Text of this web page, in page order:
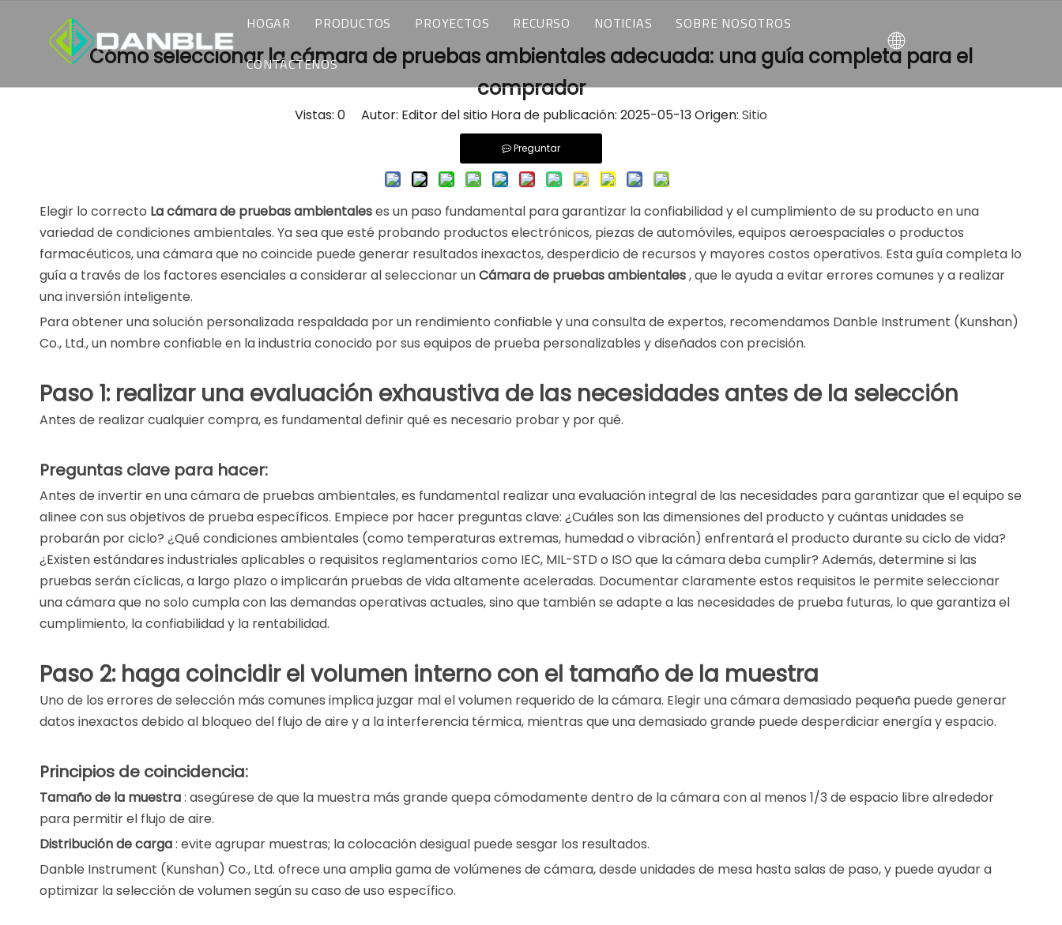
HOGAR PRODUCTOS
CÁMARAS DE PRUEBAS DE TEMPERATURA Y HUMEDAD
CÁMARAS DE PRUEBAS DE DETECCIÓN DE ESTRÉS AMBIENTAL
CÁMARAS DE CHOQUE TÉRMICO
CÁMARAS DE PRUEBA DE BATERÍAS
CÁMARAS DE PRUEBA DE ALTITUD
CÁMARAS VISITADAS
CÁMARAS DE PRUEBA DE PULVERIZACIÓN SALINA
HORNO INDUSTRIAL/ HORNO DE AIRE CALIENTE
PROYECTOS
SOLUCIONES PERSONALIZADAS
APLICACIONES DE LA INDUSTRIA
RECURSO
DESCARGAR
NOTICIAS
ÚLTIMAS NOTICIAS
SOBRE NOSOTROS
QUIENES SOMOS
CONTÁCTENOS
Cómo seleccionar la cámara de pruebas ambientales adecuada: una guía completa para el
comprador
Vistas: 0 Autor: Editor del sitio Hora de publicación: 2025-05-13 Origen: Sitio
Preguntar
Elegir lo correcto La cámara de pruebas ambientaleses un paso fundamental para garantizar la confiabilidad y el cumplimiento de su producto en una
variedad de condiciones ambientales. Ya sea que esté probando productos electrónicos, piezas de automóviles, equipos aeroespaciales o productos
farmacéuticos, una cámara que no coincide puede generar resultados inexactos, desperdicio de recursos y mayores costos operativos. Esta guía completa lo
guía a través de los factores esenciales a considerar al seleccionar unCámara de pruebas ambientales, que le ayuda a evitar errores comunes y a realizar
una inversión inteligente.
Para obtener una solución personalizada respaldada por un rendimiento confiable y una consulta de expertos, recomendamos Danble Instrument (Kunshan)
Co., Ltd., un nombre confiable en la industria conocido por sus equipos de prueba personalizables y diseñados con precisión.
Paso 1: realizar una evaluación exhaustiva de las necesidades antes de la selección
Antes de realizar cualquier compra, es fundamental definir qué es necesario probar y por qué.
Preguntas clave para hacer:
Antes de invertir en una cámara de pruebas ambientales, es fundamental realizar una evaluación integral de las necesidades para garantizar que el equipo se
alinee con sus objetivos de prueba específicos. Empiece por hacer preguntas clave: ¿Cuáles son las dimensiones del producto y cuántas unidades se
probarán por ciclo? ¿Qué condiciones ambientales (como temperaturas extremas, humedad o vibración) enfrentará el producto durante su ciclo de vida?
¿Existen estándares industriales aplicables o requisitos reglamentarios como IEC, MIL-STD o ISO que la cámara deba cumplir? Además, determine si las
pruebas serán cíclicas, a largo plazo o implicarán pruebas de vida altamente aceleradas. Documentar claramente estos requisitos le permite seleccionar
una cámara que no solo cumpla con las demandas operativas actuales, sino que también se adapte a las necesidades de prueba futuras, lo que garantiza el
cumplimiento, la confiabilidad y la rentabilidad.
Paso 2: haga coincidir el volumen interno con el tamaño de la muestra
Uno de los errores de selección más comunes implica juzgar mal el volumen requerido de la cámara. Elegir una cámara demasiado pequeña puede generar
datos inexactos debido al bloqueo del flujo de aire y a la interferencia térmica, mientras que una demasiado grande puede desperdiciar energía y espacio.
Principios de coincidencia:
Tamaño de la muestra: asegúrese de que la muestra más grande quepa cómodamente dentro de la cámara con al menos 1/3 de espacio libre alrededor
para permitir el flujo de aire.
Distribución de carga: evite agrupar muestras; la colocación desigual puede sesgar los resultados.
Danble Instrument (Kunshan) Co., Ltd. ofrece una amplia gama de volúmenes de cámara, desde unidades de mesa hasta salas de paso, y puede ayudar a
optimizar la selección de volumen según su caso de uso específico.